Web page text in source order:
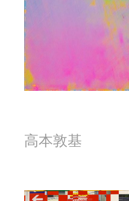
高本敦基